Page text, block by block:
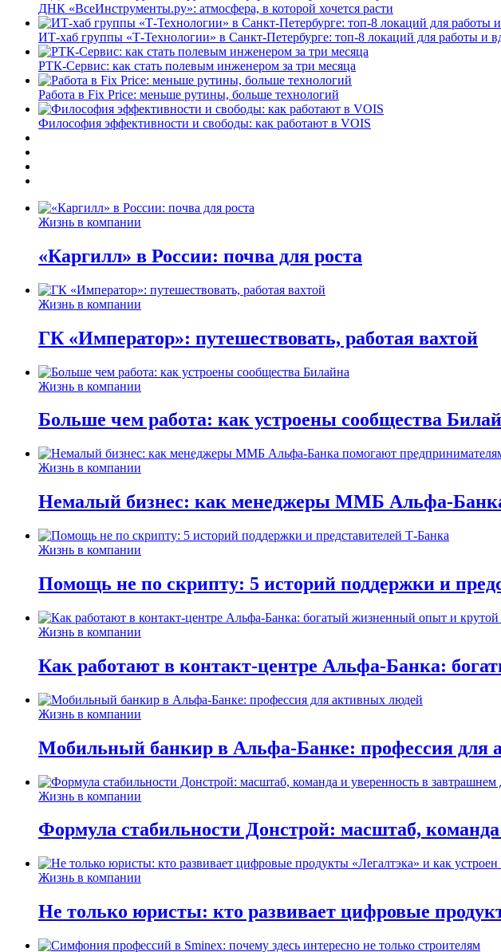
ДНК «ВсеИнструменты.ру»: атмосфера, в которой хочется расти
ИТ-хаб группы «Т-Технологии» в Санкт-Петербурге: топ-8 локаций для работы и
РТК-Сервис: как стать полевым инженером за три месяца
Работа в Fix Price: меньше рутины, больше технологий
Философия эффективности и свободы: как работают в VOIS
Жизнь в компании
«Каргилл» в России: почва для роста
Жизнь в компании
ГК «Император»: путешествовать, работая вахтой
Жизнь в компании
Больше чем работа: как устроены сообщества
Жизнь в компании
Немалый бизнес: как менеджеры ММБ Альфа-
Жизнь в компании
Помощь не по скрипту: 5 историй поддержки и
Жизнь в компании
Как работают в контакт-центре Альфа-Банка:
Жизнь в компании
Мобильный банкир в Альфа-Банке: профессия для
Жизнь в компании
Формула стабильности Донстрой: масштаб,
Жизнь в компании
Не только юристы: кто развивает цифровые